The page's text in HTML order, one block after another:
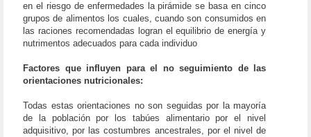
en el riesgo de enfermedades la pirámide se basa en cinco
grupos de alimentos los cuales, cuando son consumidos en
las raciones recomendadas logran el equilibrio de energía y
nutrimentos adecuados para cada individuo
Factores que influyen para el no seguimiento de las
orientaciones nutricionales:
Todas estas orientaciones no son seguidas por la mayoría
de la población por los tabúes alimentario por el nivel
adquisitivo, por las costumbres ancestrales, por el nivel de